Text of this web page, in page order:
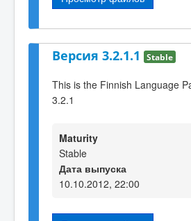
Версия 3.2.1.1 Stable
This is the Finnish Language
3.2.1
Maturity
Stable
Дата выпуска
10.10.2012, 22:00